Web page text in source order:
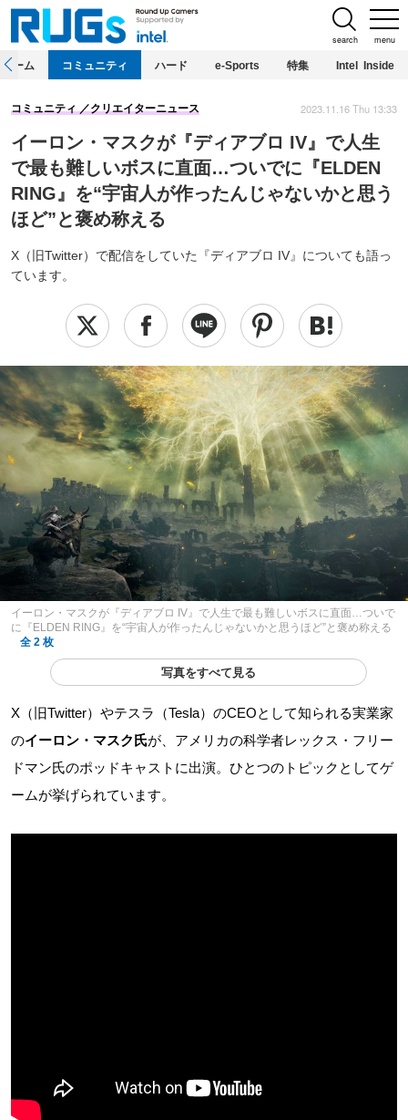
menu
search
ホーム コミュニティ ハード e-Sports 特集 Intel Inside
イーロン・マスクが『ディアブロ IV』で人生
で最も難しいボスに直面…ついでに『ELDEN
RING』を“宇宙人が作ったんじゃないかと思う
ほど”と褒め称える
X（旧Twitter）で配信をしていた『ディアブロ IV』についても語っ
ています。
コミュニティ クリエイターニュース 2023.11.16 Thu 13:33
イーロン・マスクが『ディアブロ IV』で人生で最も難しいボスに直面…ついで
に『ELDEN RING』を“宇宙人が作ったんじゃないかと思うほど”と褒め称える
全 2 枚
写真をすべて見る
X（旧Twitter）やテスラ（Tesla）のCEOとして知られる実業家
のイーロン・マスク氏が、アメリカの科学者レックス・フリー
ドマン氏のポッドキャストに出演。ひとつのトピックとしてゲ
ームが挙げられています。